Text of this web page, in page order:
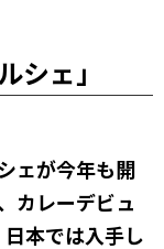
シェ」
ェが今年も開
カレーデビュ
本では入手し